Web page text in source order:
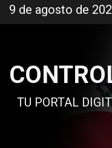
al
9 de agosto de
TU PORTAL